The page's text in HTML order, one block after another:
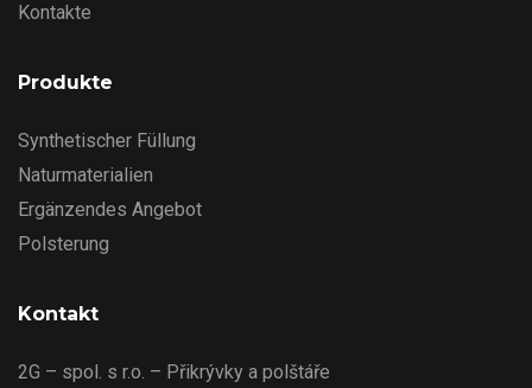
Kontakte
Produkte
Synthetischer Füllung
Naturmaterialien
Ergänzendes Angebot
Polsterung
Kontakt
2G – spol. s r.o. – Přikrývky a polštáře